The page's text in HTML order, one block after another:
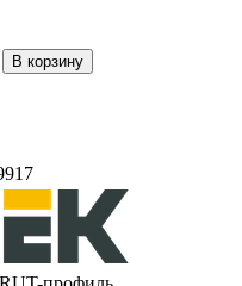
В корзину